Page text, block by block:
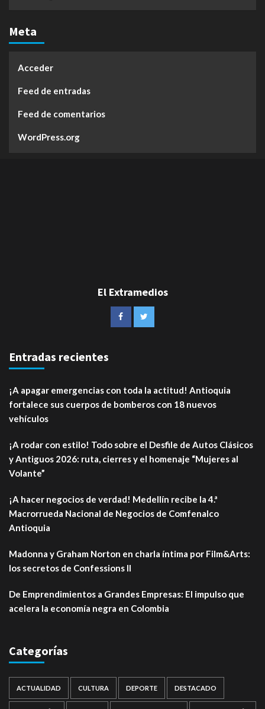
Meta
Acceder
Feed de entradas
Feed de comentarios
WordPress.org
El Extramedios
Entradas recientes
¡A apagar emergencias con toda la actitud! Antioquia
fortalece sus cuerpos de bomberos con 18 nuevos
vehículos
¡A rodar con estilo! Todo sobre el Desfile de Autos Clásicos
y Antiguos 2026: ruta, cierres y el homenaje “Mujeres al
Volante”
¡A hacer negocios de verdad! Medellín recibe la 4.ª
Macrorrueda Nacional de Negocios de Comfenalco
Antioquia
Madonna y Graham Norton en charla íntima por Film&Arts:
los secretos de Confessions II
De Emprendimientos a Grandes Empresas: El impulso que
acelera la economía negra en Colombia
Categorías
ACTUALIDAD CULTURA DEPORTE DESTACADO